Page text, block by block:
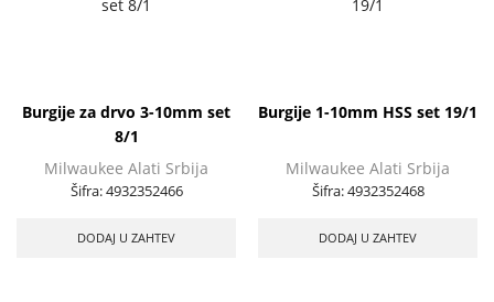
Burgije za drvo 3-10mm set
8/1
Milwaukee Alati Srbija
Šifra:4932352466
DODAJ U ZAHTEV
Burgije 1-10mm HSS set 19/1
Milwaukee Alati Srbija
Šifra:4932352468
DODAJ U ZAHTEV